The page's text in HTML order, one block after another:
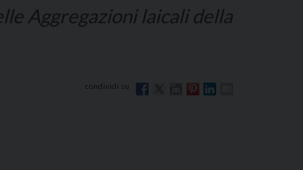
Aggregazioni laicali della